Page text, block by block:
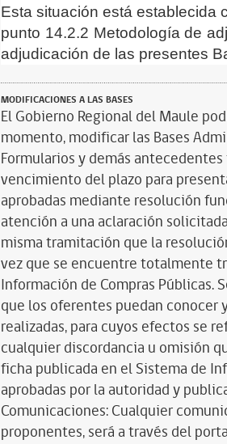
Esta situación está establecida
punto 14.2.2 Metodología de
adjudicación de las presentes
MODIFICACIONES A LAS BASES
El Gobierno Regional del Maule
momento, modificar las Bases
Formularios y demás
vencimiento del plazo para
aprobadas mediante resolución
atención a una aclaración
misma tramitación que la
vez que se encuentre totalmente
Información de Compras Públicas.
que los oferentes puedan conocer
realizadas, para cuyos efectos se
cualquier discordancia u omisión
ficha publicada en el Sistema de
aprobadas por la autoridad y
Comunicaciones: Cualquier
proponentes, será a través del